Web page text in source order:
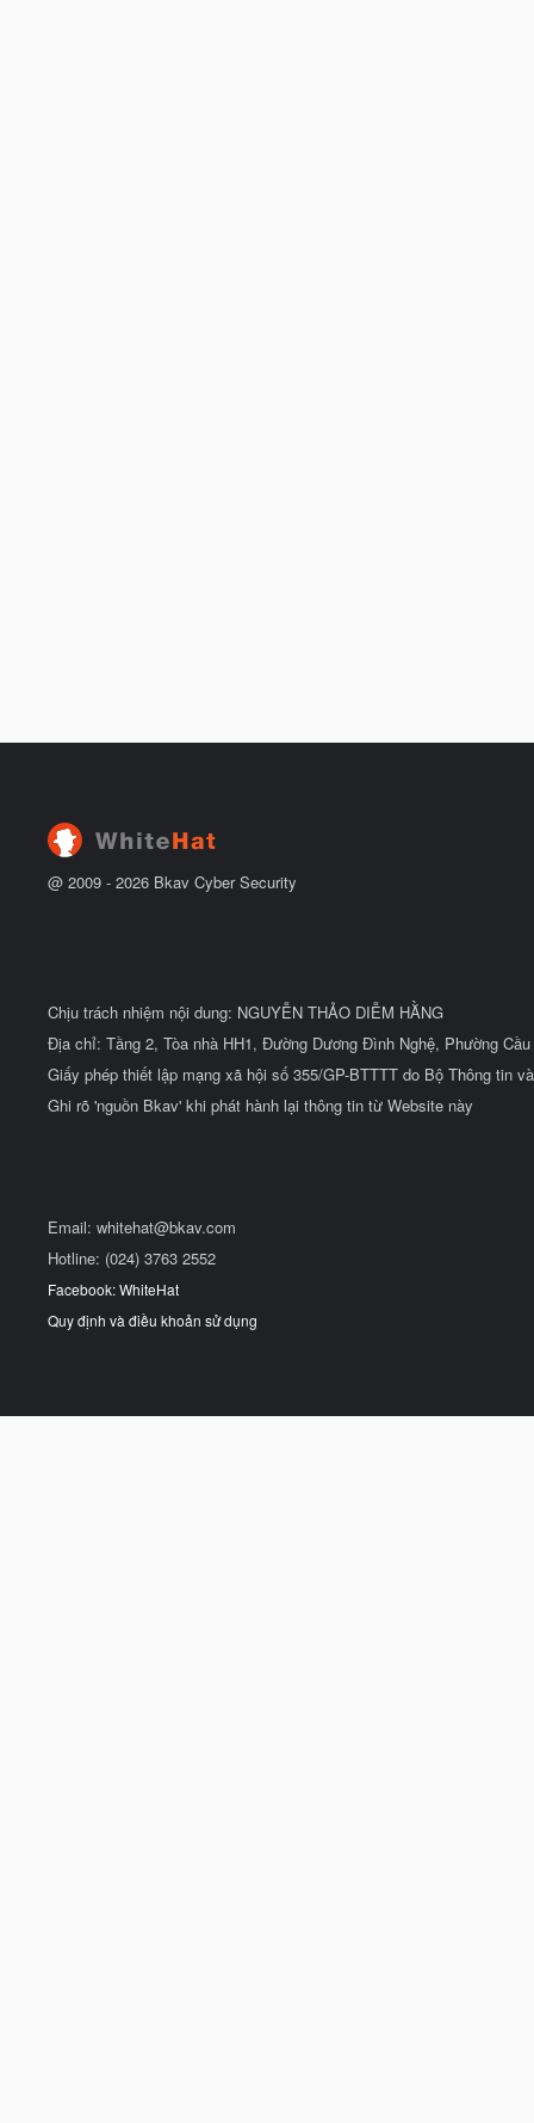
@ 2009 - 2026 Bkav Cyber Security
Chịu trách nhiệm nội dung: NGUYỄN THẢO DIỄM HẰNG
Địa chỉ: Tầng 2, Tòa nhà HH1, Đường Dương Đình Nghệ, Phường
Giấy phép thiết lập mạng xã hội số 355/GP-BTTTT do Bộ Thông tin
Ghi rõ 'nguồn Bkav' khi phát hành lại thông tin từ Website này
Email: whitehat@bkav.com
Hotline: (024) 3763 2552
Facebook: WhiteHat
Quy định và điều khoản sử dụng